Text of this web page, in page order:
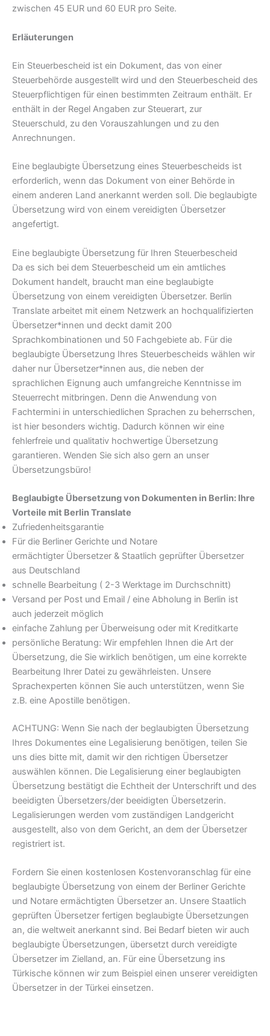
zwischen 45 EUR und 60 EUR pro Seite.
Erläuterungen
Ein Steuerbescheid ist ein Dokument, das von einer
Steuerbehörde ausgestellt wird und den Steuerbescheid des
Steuerpflichtigen für einen bestimmten Zeitraum enthält. Er
enthält in der Regel Angaben zur Steuerart, zur
Steuerschuld, zu den Vorauszahlungen und zu den
Anrechnungen.
Eine beglaubigte Übersetzung eines Steuerbescheids ist
erforderlich, wenn das Dokument von einer Behörde in
einem anderen Land anerkannt werden soll. Die beglaubigte
Übersetzung wird von einem vereidigten Übersetzer
angefertigt.
Eine beglaubigte Übersetzung für Ihren Steuerbescheid
Da es sich bei dem Steuerbescheid um ein amtliches
Dokument handelt, braucht man eine beglaubigte
Übersetzung von einem vereidigten Übersetzer. Berlin
Translate arbeitet mit einem Netzwerk an hochqualifizierten
Übersetzer*innen und deckt damit 200
Sprachkombinationen und 50 Fachgebiete ab. Für die
beglaubigte Übersetzung Ihres Steuerbescheids wählen wir
daher nur Übersetzer*innen aus, die neben der
sprachlichen Eignung auch umfangreiche Kenntnisse im
Steuerrecht mitbringen. Denn die Anwendung von
Fachtermini in unterschiedlichen Sprachen zu beherrschen,
ist hier besonders wichtig. Dadurch können wir eine
fehlerfreie und qualitativ hochwertige Übersetzung
garantieren. Wenden Sie sich also gern an unser
Übersetzungsbüro!
Beglaubigte Übersetzung von Dokumenten in Berlin: Ihre
Vorteile mit Berlin Translate
Zufriedenheitsgarantie
Für die Berliner Gerichte und Notare
ermächtigter Übersetzer & Staatlich geprüfter Übersetzer
aus Deutschland
schnelle Bearbeitung ( 2-3 Werktage im Durchschnitt)
Versand per Post und Email / eine Abholung in Berlin ist
auch jederzeit möglich
einfache Zahlung per Überweisung oder mit Kreditkarte
persönliche Beratung: Wir empfehlen Ihnen die Art der
Übersetzung, die Sie wirklich benötigen, um eine korrekte
Bearbeitung Ihrer Datei zu gewährleisten. Unsere
Sprachexperten können Sie auch unterstützen, wenn Sie
z.B. eine Apostille benötigen.
ACHTUNG: Wenn Sie nach der beglaubigten Übersetzung
Ihres Dokumentes eine Legalisierung benötigen, teilen Sie
uns dies bitte mit, damit wir den richtigen Übersetzer
auswählen können. Die Legalisierung einer beglaubigten
Übersetzung bestätigt die Echtheit der Unterschrift und des
beeidigten Übersetzers/der beeidigten Übersetzerin.
Legalisierungen werden vom zuständigen Landgericht
ausgestellt, also von dem Gericht, an dem der Übersetzer
registriert ist.
Fordern Sie einen kostenlosen Kostenvoranschlag für eine
beglaubigte Übersetzung von einem der Berliner Gerichte
und Notare ermächtigten Übersetzer an. Unsere Staatlich
geprüften Übersetzer fertigen beglaubigte Übersetzungen
an, die weltweit anerkannt sind. Bei Bedarf bieten wir auch
beglaubigte Übersetzungen, übersetzt durch vereidigte
Übersetzer im Zielland, an. Für eine Übersetzung ins
Türkische können wir zum Beispiel einen unserer vereidigten
Übersetzer in der Türkei einsetzen.